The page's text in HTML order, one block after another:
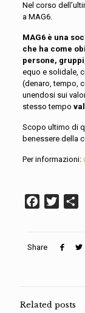
Nel corso
a MAG6.
MAG6 è una
che ha come
persone,
equo e solidale,
(denaro, tempo,
unendosi sui
stesso tempo
Scopo ultimo di
benessere della
Per informazioni:
Facebook
Twitter
Share
Related posts